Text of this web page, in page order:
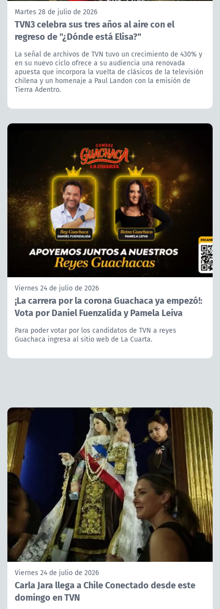
Martes 28 de julio de 2026
TVN3 celebra sus tres años al aire con el
regreso de "¿Dónde está Elisa?"
La señal de archivos de TVN tuvo un crecimiento de 430% y
en su nuevo ciclo ofrece a su audiencia una renovada
apuesta que incorpora la vuelta de clásicos de la televisión
chilena y un homenaje a Paul Landon con la emisión de
Tierra Adentro.
Viernes 24 de julio de 2026
¡La carrera por la corona Guachaca ya empezó!:
Vota por Daniel Fuenzalida y Pamela Leiva
Para poder votar por los candidatos de TVN a reyes
Guachaca ingresa al sitio web de La Cuarta.
Viernes 24 de julio de 2026
Carla Jara llega a Chile Conectado desde este
domingo en TVN